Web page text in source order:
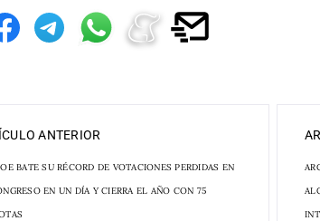
ANTERIOR
BATE SU RÉCORD DE VOTACIONES PERDIDAS EN
EN UN DÍA Y CIERRA EL AÑO CON 75